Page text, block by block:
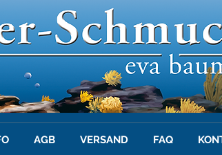
AGB VERSAND FAQ